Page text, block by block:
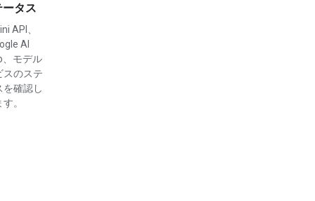
ータス
API、
AI
、モデル
スのステ
を確認し
す。